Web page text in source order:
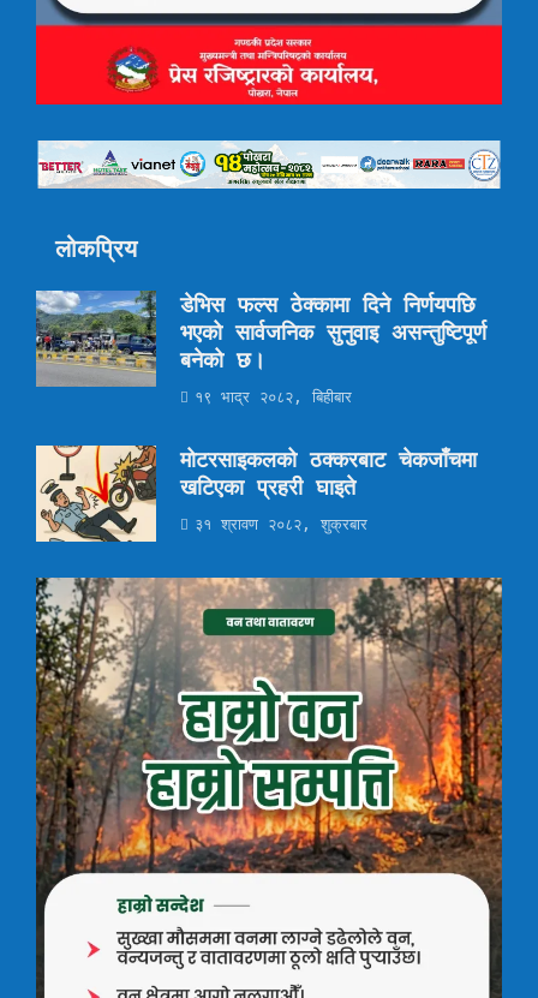
लोकप्रिय
डेभिस फल्स ठेक्कामा दिने निर्णयपछि
भएको सार्वजनिक सुनुवाइ असन्तुष्टिपूर्ण
बनेको छ।
१९ भाद्र २०८२, बिहीबार
मोटरसाइकलको ठक्करबाट चेकजाँचमा
खटिएका प्रहरी घाइते
३१ श्रावण २०८२, शुक्रबार